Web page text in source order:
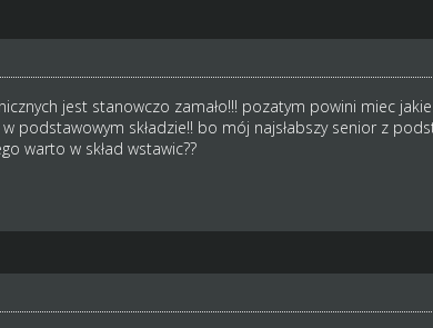
jest stanowczo zamało!!! pozatym powini miec
podstawowym składzie!! bo mój najsłabszy senior z
warto w skład wstawic??